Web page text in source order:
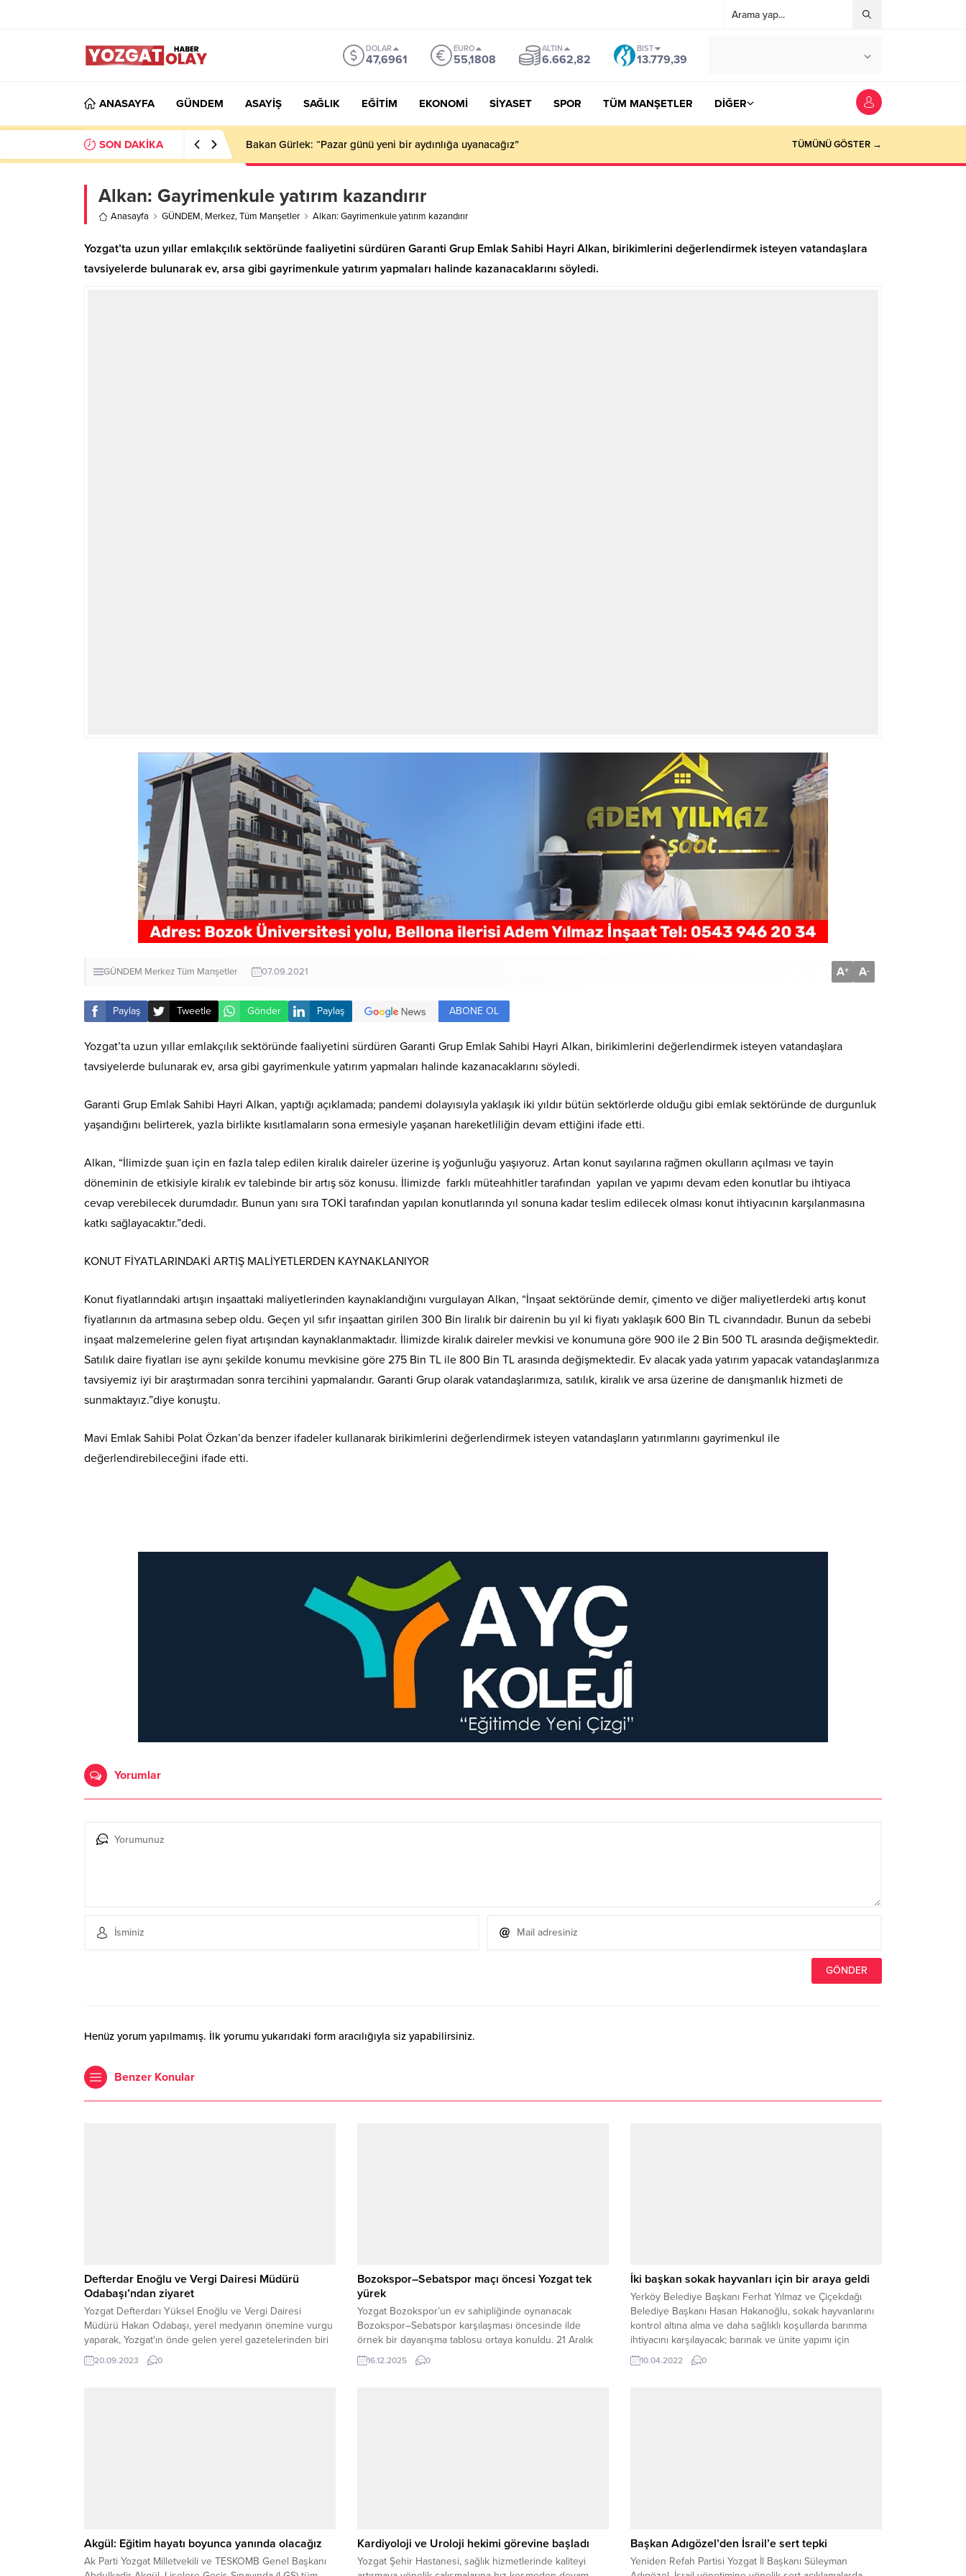
DOLAR
47,6961
EURO
55,1808
ALTIN
6.662,82
BIST
13.779,39
ANASAYFA GÜNDEM ASAYİŞ SAĞLIK EĞİTİM EKONOMİ SİYASET SPOR TÜM MANŞETLER DİĞER
SON DAKİKA Bakan Gürlek: “Pazar günü yeni bir aydınlığa uyanacağız” TÜMÜNÜ GÖSTER →
Alkan: Gayrimenkule yatırım kazandırır
Anasayfa GÜNDEM, Merkez,Tüm Manşetler Alkan: Gayrimenkule yatırım kazandırır
Yozgat’ta uzun yıllar emlakçılık sektöründe faaliyetini sürdüren Garanti Grup Emlak Sahibi Hayri Alkan, birikimlerini değerlendirmek isteyen vatandaşlara
tavsiyelerde bulunarak ev, arsa gibi gayrimenkule yatırım yapmaları halinde kazanacaklarını söyledi.
GÜNDEM MerkezTüm Manşetler 07.09.2021 A+ A-
Paylaş Tweetle Gönder Paylaş ABONE OL
Yozgat’ta uzun yıllar emlakçılık sektöründe faaliyetini sürdüren Garanti Grup Emlak Sahibi Hayri Alkan, birikimlerini değerlendirmek isteyen vatandaşlara
tavsiyelerde bulunarak ev, arsa gibi gayrimenkule yatırım yapmaları halinde kazanacaklarını söyledi.
Garanti Grup Emlak Sahibi Hayri Alkan, yaptığı açıklamada; pandemi dolayısıyla yaklaşık iki yıldır bütün sektörlerde olduğu gibi emlak sektöründe de durgunluk
yaşandığını belirterek, yazla birlikte kısıtlamaların sona ermesiyle yaşanan hareketliliğin devam ettiğini ifade etti.
Alkan, “İlimizde şuan için en fazla talep edilen kiralık daireler üzerine iş yoğunluğu yaşıyoruz. Artan konut sayılarına rağmen okulların açılması ve tayin
döneminin de etkisiyle kiralık ev talebinde bir artış söz konusu. İlimizde farklı müteahhitler tarafından yapılan ve yapımı devam eden konutlar bu ihtiyaca
cevap verebilecek durumdadır. Bunun yanı sıra TOKİ tarafından yapılan konutlarında yıl sonuna kadar teslim edilecek olması konut ihtiyacının karşılanmasına
katkı sağlayacaktır.”dedi.
KONUT FİYATLARINDAKİ ARTIŞ MALİYETLERDEN KAYNAKLANIYOR
Konut fiyatlarındaki artışın inşaattaki maliyetlerinden kaynaklandığını vurgulayan Alkan, “İnşaat sektöründe demir, çimento ve diğer maliyetlerdeki artış konut
fiyatlarının da artmasına sebep oldu. Geçen yıl sıfır inşaattan girilen 300 Bin liralık bir dairenin bu yıl ki fiyatı yaklaşık 600 Bin TL civarındadır. Bunun da sebebi
inşaat malzemelerine gelen fiyat artışından kaynaklanmaktadır. İlimizde kiralık daireler mevkisi ve konumuna göre 900 ile 2 Bin 500 TL arasında değişmektedir.
Satılık daire fiyatları ise aynı şekilde konumu mevkisine göre 275 Bin TL ile 800 Bin TL arasında değişmektedir. Ev alacak yada yatırım yapacak vatandaşlarımıza
tavsiyemiz iyi bir araştırmadan sonra tercihini yapmalarıdır. Garanti Grup olarak vatandaşlarımıza, satılık, kiralık ve arsa üzerine de danışmanlık hizmeti de
sunmaktayız.”diye konuştu.
Mavi Emlak Sahibi Polat Özkan’da benzer ifadeler kullanarak birikimlerini değerlendirmek isteyen vatandaşların yatırımlarını gayrimenkul ile
değerlendirebileceğini ifade etti.
Yorumlar
Henüz yorum yapılmamış. İlk yorumu yukarıdaki form aracılığıyla siz yapabilirsiniz.
Benzer Konular
Defterdar Enoğlu ve Vergi Dairesi Müdürü
Odabaşı’ndan ziyaret
Yozgat Defterdarı Yüksel Enoğlu ve Vergi Dairesi
Müdürü Hakan Odabaşı, yerel medyanın önemine vurgu
yaparak, Yozgat'ın önde gelen yerel gazetelerinden biri
olan gazetemize nezaket ziyaretinde bulundular.
20.09.2023 0
Bozokspor–Sebatspor maçı öncesi Yozgat tek
yürek
Yozgat Bozokspor’un ev sahipliğinde oynanacak
Bozokspor–Sebatspor karşılaşması öncesinde ilde
örnek bir dayanışma tablosu ortaya konuldu. 21 Aralık
Pazar günü oynanacak kritik mücadele öncesi siyaset
dünyasından iş insanlarına, sivil toplum temsilcilerinden
16.12.2025 0
İki başkan sokak hayvanları için bir araya geldi
Yerköy Belediye Başkanı Ferhat Yılmaz ve Çiçekdağı
Belediye Başkanı Hasan Hakanoğlu, sokak hayvanlarını
kontrol altına alma ve daha sağlıklı koşullarda barınma
ihtiyacını karşılayacak; barınak ve ünite yapımı için
toplantıda bir araya geldi.
10.04.2022 0
Akgül: Eğitim hayatı boyunca yanında olacağız
Ak Parti Yozgat Milletvekili ve TESKOMB Genel Başkanı
Kardiyoloji ve Uroloji hekimi görevine başladı
Yozgat Şehir Hastanesi, sağlık hizmetlerinde kaliteyi
Başkan Adıgözel’den İsrail’e sert tepki
Yeniden Refah Partisi Yozgat İl Başkanı Süleyman